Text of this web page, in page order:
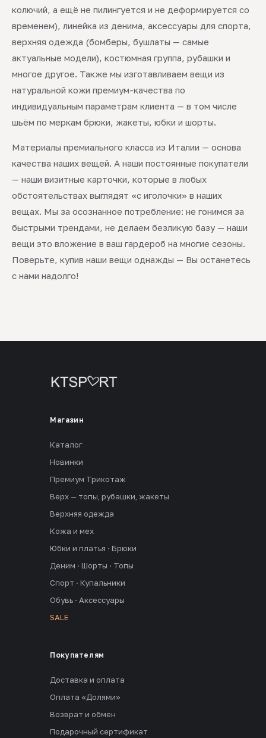
колючий, а ещё не пилингуется и не деформируется со
временем), линейка из денима, аксессуары для спорта,
верхняя одежда (бомберы, бушлаты — самые
актуальные модели), костюмная группа, рубашки и
многое другое. Также мы изготавливаем вещи из
натуральной кожи премиум-качества по
индивидуальным параметрам клиента — в том числе
шьём по меркам брюки, жакеты, юбки и шорты.
Материалы премиального класса из Италии — основа
качества наших вещей. А наши постоянные покупатели
— наши визитные карточки, которые в любых
обстоятельствах выглядят «с иголочки» в наших
вещах. Мы за осознанное потребление: не гонимся за
быстрыми трендами, не делаем безликую базу — наши
вещи это вложение в ваш гардероб на многие сезоны.
Поверьте, купив наши вещи однажды — Вы останетесь
с нами надолго!
Магазин
Каталог
Новинки
Премиум Трикотаж
Верх — топы, рубашки, жакеты
Верхняя одежда
Кожа и мех
Юбки и платья · Брюки
Деним · Шорты · Топы
Спорт · Купальники
Обувь · Аксессуары
SALE
Покупателям
Доставка и оплата
Оплата «Долями»
Возврат и обмен
Подарочный сертификат